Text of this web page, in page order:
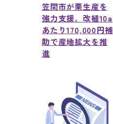
笠間市が栗生産を
強力支援、改植10a
あたり170,000円補
助で産地拡大を推
進